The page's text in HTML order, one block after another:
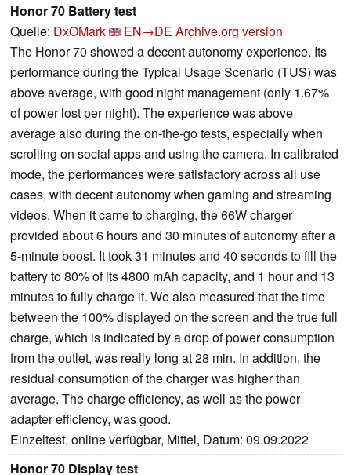
Honor 70 Battery test
Quelle: DxOMark EN→DE Archive.org version
The Honor 70 showed a decent autonomy experience. Its
performance during the Typical Usage Scenario (TUS) was
above average, with good night management (only 1.67%
of power lost per night). The experience was above
average also during the on-the-go tests, especially when
scrolling on social apps and using the camera. In calibrated
mode, the performances were satisfactory across all use
cases, with decent autonomy when gaming and streaming
videos. When it came to charging, the 66W charger
provided about 6 hours and 30 minutes of autonomy after a
5-minute boost. It took 31 minutes and 40 seconds to fill the
battery to 80% of its 4800 mAh capacity, and 1 hour and 13
minutes to fully charge it. We also measured that the time
between the 100% displayed on the screen and the true full
charge, which is indicated by a drop of power consumption
from the outlet, was really long at 28 min. In addition, the
residual consumption of the charger was higher than
average. The charge efficiency, as well as the power
adapter efficiency, was good.
Einzeltest, online verfügbar, Mittel, Datum: 09.09.2022
Honor 70 Display test